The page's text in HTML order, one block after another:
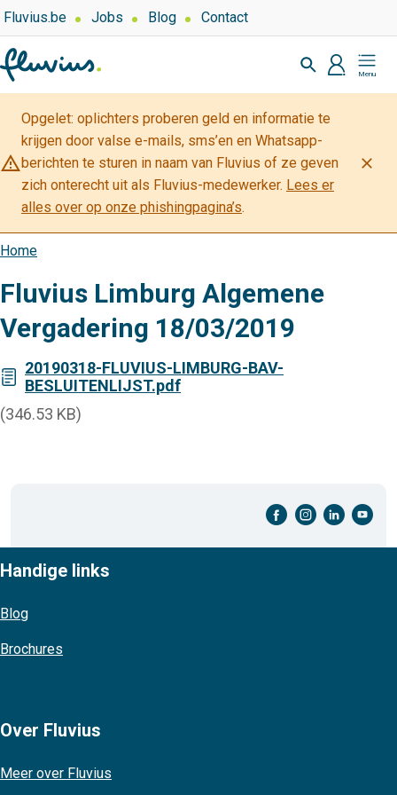
Overslaan
en
naar
de
inhoud
gaan
Top
navigation
Over
Fluvius.be Jobs Blog Contact
Zoeken
profiel
Mijn
Fluvius
warning_amber
Opgelet: oplichters proberen geld en informatie te
krijgen door valse e-mails, sms’en en Whatsapp-
berichten te sturen in naam van Fluvius of ze geven
zich onterecht uit als Fluvius-medewerker. Lees er
alles over op onze phishingpagina’s.
close
Kruimelpad
Home
Fluvius Limburg Algemene
Vergadering 18/03/2019
20190318-FLUVIUS-LIMBURG-BAV-
BESLUITENLIJST.pdf
(346.53 KB)
facebook-cirkel instagram-cirkel linkedin-cirkel youtube-cirkel
Handige links
Blog
Brochures
Over Fluvius
Meer over Fluvius